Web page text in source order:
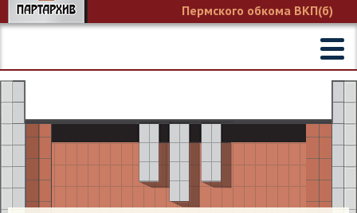
Пермского обкома ВКП(б)